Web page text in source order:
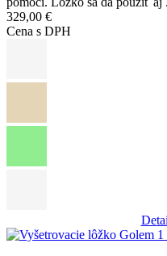
329,00 €
Cena s DPH
Obrázok